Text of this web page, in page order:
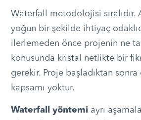
Waterfall metodolojisi sıralıdır.
yoğun bir şekilde ihtiyaç
ilerlemeden önce projenin ne
konusunda kristal netlikte bir
gerekir. Proje başladıktan
kapsamı yoktur.
Waterfall yöntemiayrı